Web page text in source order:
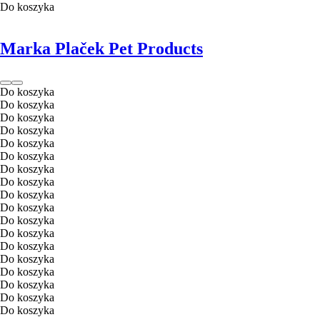
Do koszyka
Marka Plaček Pet Products
Do koszyka
Do koszyka
Do koszyka
Do koszyka
Do koszyka
Do koszyka
Do koszyka
Do koszyka
Do koszyka
Do koszyka
Do koszyka
Do koszyka
Do koszyka
Do koszyka
Do koszyka
Do koszyka
Do koszyka
Do koszyka